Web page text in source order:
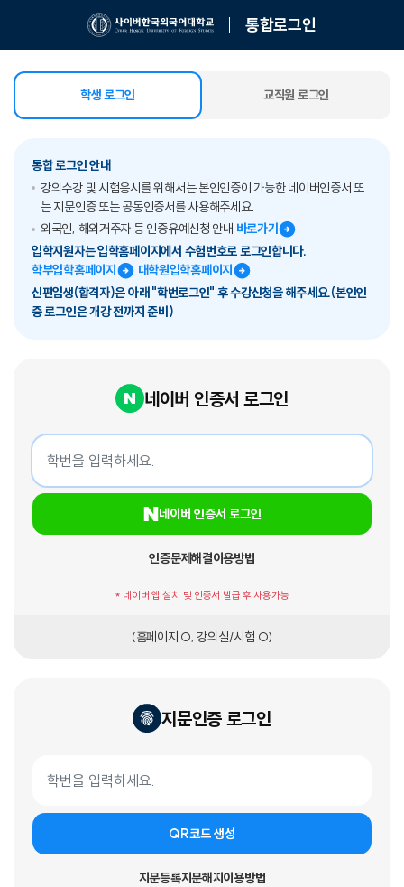
통합로그인
학생 로그인
선택됨 교직원 로그인
통합 로그인 안내
강의수강 및 시험응시를 위해서는 본인인증이 가능한 네이버인증서 또
는 지문인증 또는 공동인증서를 사용해주세요.
외국인, 해외거주자 등 인증유예신청 안내 바로가기
입학지원자는 입학홈페이지에서 수험번호로 로그인합니다.
학부입학홈페이지
대학원입학홈페이지
신편입생(합격자)은 아래 "학번로그인" 후 수강신청을 해주세요.(본인인
증 로그인은 개강 전까지 준비)
네이버 인증서 로그인
네이버 인증서 로그인
학번
네이버 인증서 로그인
인증문제해결이용방법
* 네이버 앱 설치 및 인증서 발급 후 사용가능
(홈페이지 O, 강의실/시험 O)
지문인증 로그인
QR코드 생성
지문등록지문해지이용방법